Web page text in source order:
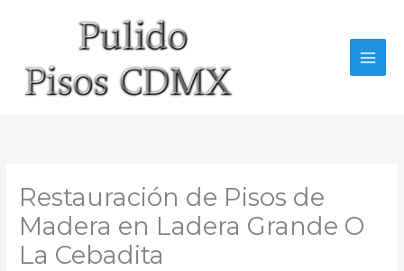
Restauración de Pisos de
Madera en Ladera Grande O
La Cebadita